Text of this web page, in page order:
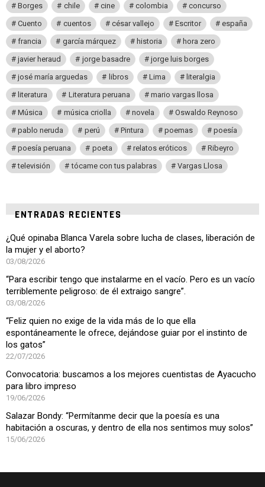
Borges
chile cine colombia
concurso
Cuento
cuentos césar vallejo Escritor
españa
francia
garcía márquez historia
hora zero
javier heraud
jorge basadre
jorge luis borges
josé maría arguedas
libros Lima
literalgia
literatura
Literatura peruana
mario vargas llosa
Música
música criolla novela
Oswaldo Reynoso
pablo neruda
perú Pintura poemas
poesía
poesía peruana
poeta relatos eróticos
Ribeyro
televisión
tócame con tus palabras Vargas Llosa
ENTRADAS RECIENTES
¿Qué opinaba Blanca Varela sobre lucha de clases, liberación de
la mujer y el aborto?
03/08/2026
“Para escribir tengo que instalarme en el vacío. Pero es un vacío
terriblemente peligroso: de él extraigo sangre”.
03/08/2026
“Feliz quien no exige de la vida más de lo que ella
espontáneamente le ofrece, dejándose guiar por el instinto de
los gatos”
22/07/2026
Convocatoria: buscamos a los mejores cuentistas de Ayacucho
para libro impreso
19/06/2026
Salazar Bondy: “Permítanme decir que la poesía es una
habitación a oscuras, y dentro de ella nos sentimos muy solos”
15/06/2026